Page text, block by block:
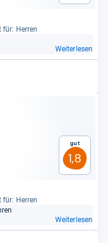
für: Her­ren
Weiterlesen
Gut
1,8
für: Her­ren
Weiterlesen